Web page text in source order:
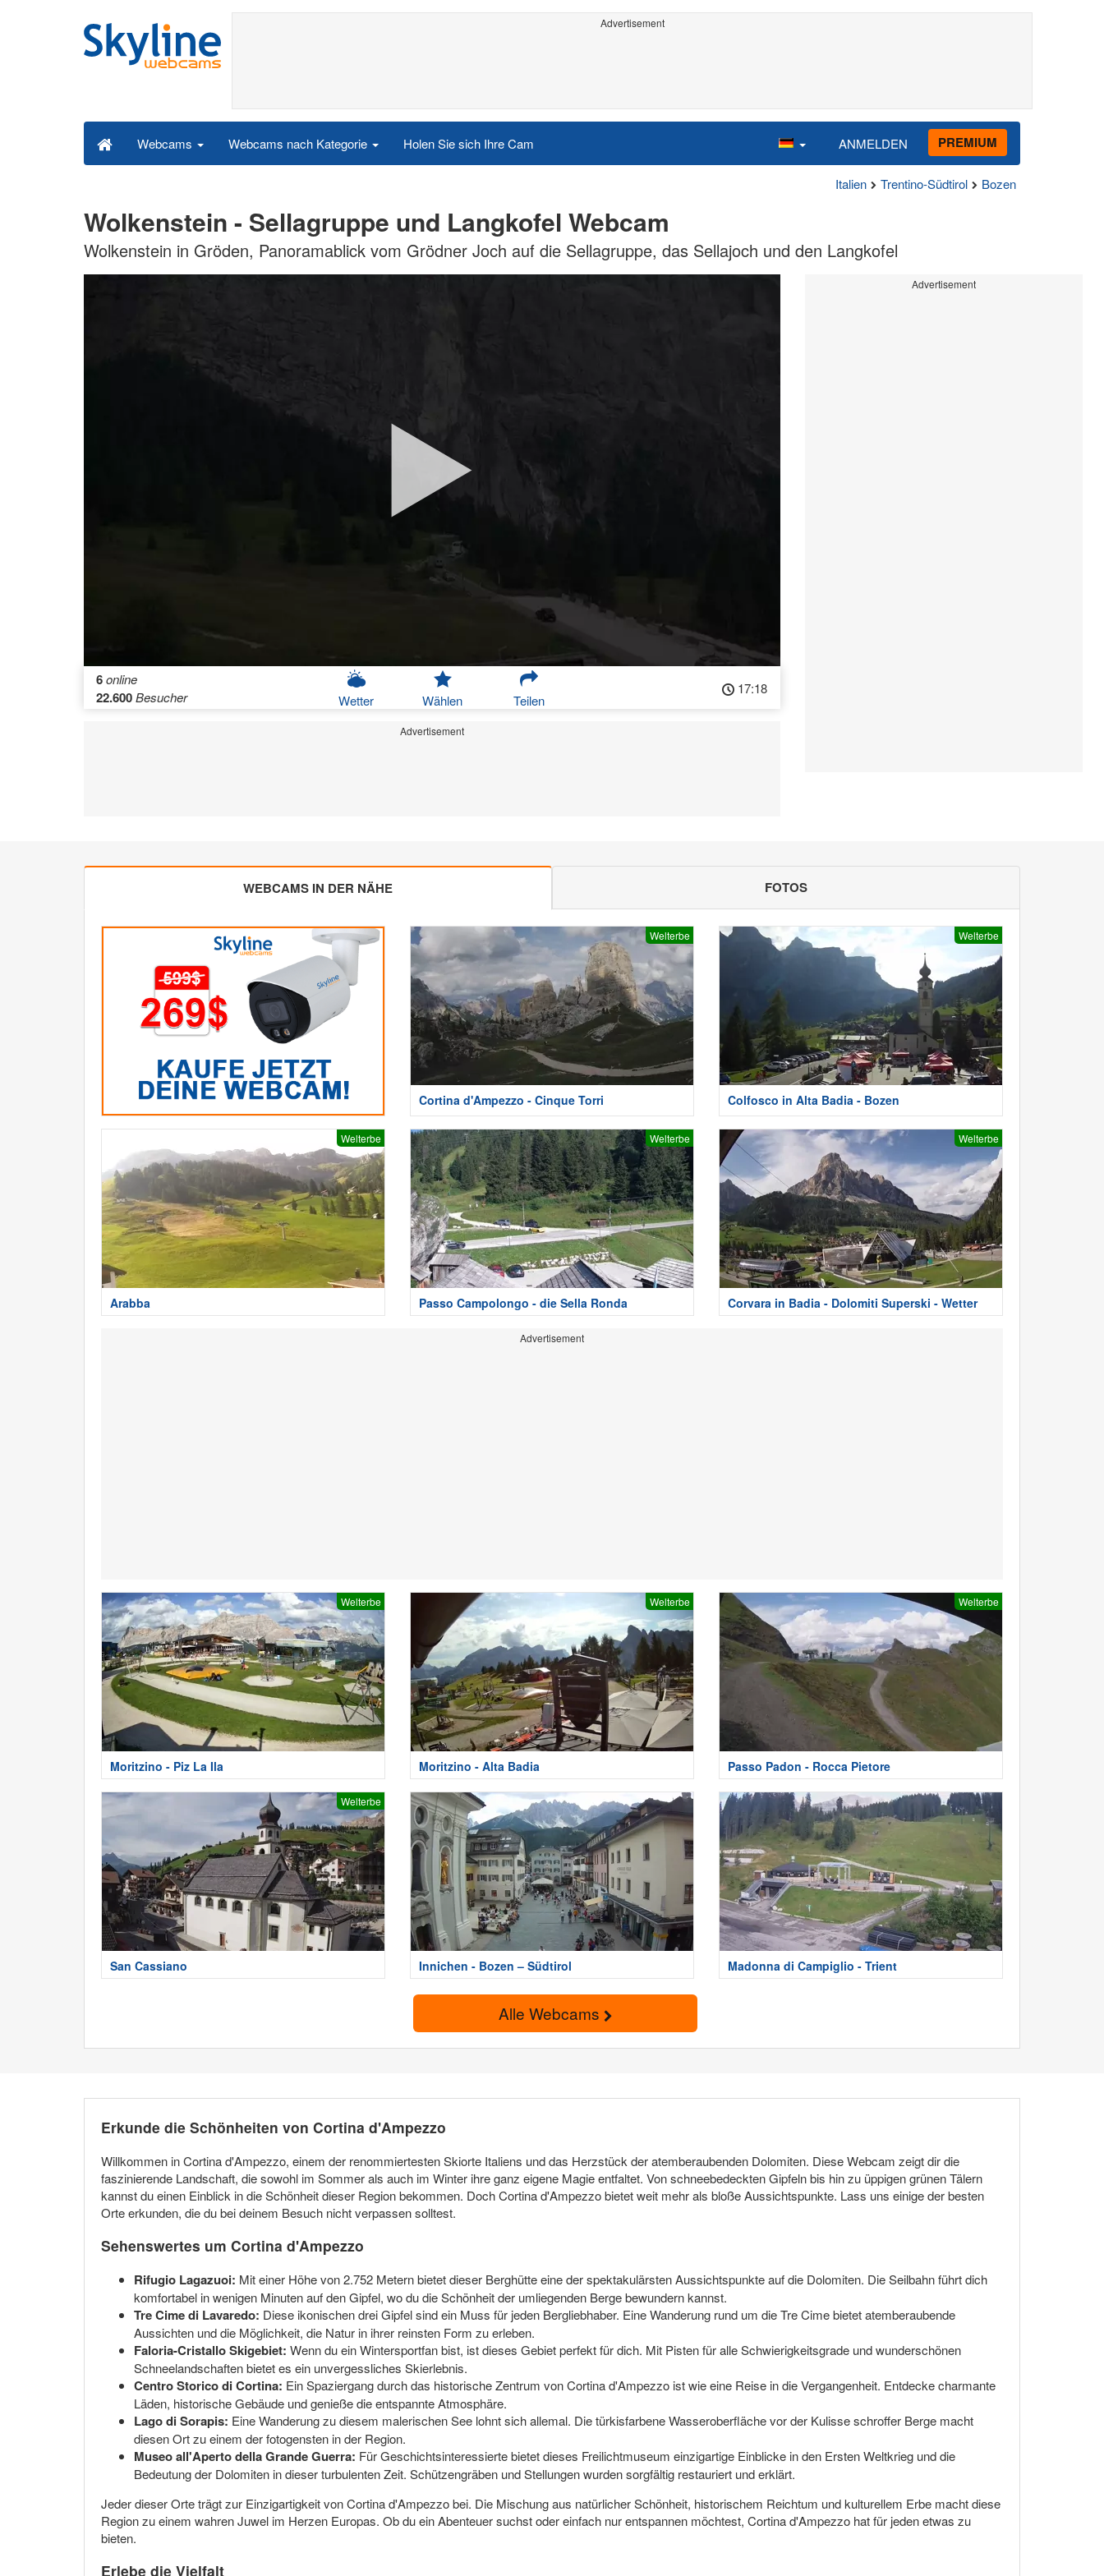
Advertisement
Webcams Webcams nach Kategorie Holen Sie sich Ihre Cam ANMELDEN PREMIUM
Italien Trentino-Südtirol Bozen
Wolkenstein - Sellagruppe und Langkofel Webcam
Wolkenstein in Gröden, Panoramablick vom Grödner Joch auf die Sellagruppe, das Sellajoch und den Langkofel
6online
22.600Besucher Wetter Wählen Teilen
17:18
Advertisement
Advertisement
WEBCAMS IN DER NÄHE FOTOS
Welterbe
Cortina d'Ampezzo - Cinque Torri
Welterbe
Colfosco in Alta Badia - Bozen
Welterbe
Arabba
Welterbe
Passo Campolongo - die Sella Ronda
Welterbe
Corvara in Badia - Dolomiti Superski - Wetter
Advertisement
Welterbe
Moritzino - Piz La Ila
Welterbe
Moritzino - Alta Badia
Welterbe
Passo Padon - Rocca Pietore
Welterbe
San Cassiano Innichen - Bozen – Südtirol Madonna di Campiglio - Trient
Alle Webcams
Erkunde die Schönheiten von Cortina d'Ampezzo
Willkommen in Cortina d'Ampezzo, einem der renommiertesten Skiorte Italiens und das Herzstück der atemberaubenden Dolomiten. Diese Webcam zeigt dir die
faszinierende Landschaft, die sowohl im Sommer als auch im Winter ihre ganz eigene Magie entfaltet. Von schneebedeckten Gipfeln bis hin zu üppigen grünen Tälern
kannst du einen Einblick in die Schönheit dieser Region bekommen. Doch Cortina d'Ampezzo bietet weit mehr als bloße Aussichtspunkte. Lass uns einige der besten
Orte erkunden, die du bei deinem Besuch nicht verpassen solltest.
Sehenswertes um Cortina d'Ampezzo
Rifugio Lagazuoi: Mit einer Höhe von 2.752 Metern bietet dieser Berghütte eine der spektakulärsten Aussichtspunkte auf die Dolomiten. Die Seilbahn führt dich
komfortabel in wenigen Minuten auf den Gipfel, wo du die Schönheit der umliegenden Berge bewundern kannst.
Tre Cime di Lavaredo: Diese ikonischen drei Gipfel sind ein Muss für jeden Bergliebhaber. Eine Wanderung rund um die Tre Cime bietet atemberaubende
Aussichten und die Möglichkeit, die Natur in ihrer reinsten Form zu erleben.
Faloria-Cristallo Skigebiet: Wenn du ein Wintersportfan bist, ist dieses Gebiet perfekt für dich. Mit Pisten für alle Schwierigkeitsgrade und wunderschönen
Schneelandschaften bietet es ein unvergessliches Skierlebnis.
Centro Storico di Cortina: Ein Spaziergang durch das historische Zentrum von Cortina d'Ampezzo ist wie eine Reise in die Vergangenheit. Entdecke charmante
Läden, historische Gebäude und genieße die entspannte Atmosphäre.
Lago di Sorapis: Eine Wanderung zu diesem malerischen See lohnt sich allemal. Die türkisfarbene Wasseroberfläche vor der Kulisse schroffer Berge macht
diesen Ort zu einem der fotogensten in der Region.
Museo all'Aperto della Grande Guerra: Für Geschichtsinteressierte bietet dieses Freilichtmuseum einzigartige Einblicke in den Ersten Weltkrieg und die
Bedeutung der Dolomiten in dieser turbulenten Zeit. Schützengräben und Stellungen wurden sorgfältig restauriert und erklärt.
Jeder dieser Orte trägt zur Einzigartigkeit von Cortina d'Ampezzo bei. Die Mischung aus natürlicher Schönheit, historischem Reichtum und kulturellem Erbe macht diese
Region zu einem wahren Juwel im Herzen Europas. Ob du ein Abenteuer suchst oder einfach nur entspannen möchtest, Cortina d'Ampezzo hat für jeden etwas zu
bieten.
Erlebe die Vielfalt